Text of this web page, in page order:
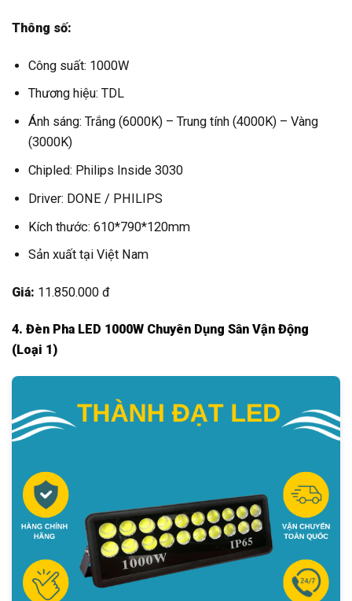
Thông số:
Công suất: 1000W
Thương hiệu: TDL
Ánh sáng: Trắng (6000K) – Trung tính (4000K) – Vàng
(3000K)
Chipled: Philips Inside 3030
Driver: DONE / PHILIPS
Kích thước: 610*790*120mm
Sản xuất tại Việt Nam
Giá: 11.850.000 đ
4. Đèn Pha LED 1000W Chuyên Dụng Sân Vận Động
(Loại 1)